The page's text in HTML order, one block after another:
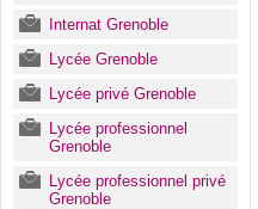
Internat Grenoble
Lycée Grenoble
Lycée privé Grenoble
Lycée professionnel
Grenoble
Lycée professionnel privé
Grenoble